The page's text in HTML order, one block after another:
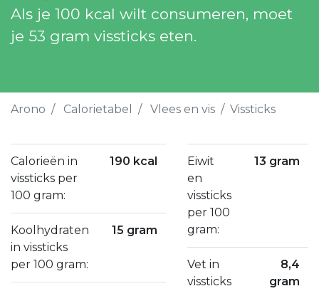
Als je 100 kcal wilt consumeren, moet
je 53 gram vissticks eten.
Arono Calorietabel Vlees en vis Vissticks
Calorieën in
vissticks per
100 gram:
190 kcal
Koolhydraten
in vissticks
per 100 gram:
15 gram
Eiwit
en
vissticks
per 100
gram:
13 gram
Vet in
vissticks
8,4
gram